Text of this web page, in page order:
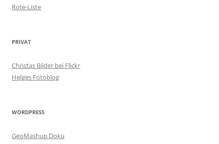
Rote-Liste
PRIVAT
Christas Bilder bei Flickr
Helges Fotoblog
WORDPRESS
GeoMashup Doku